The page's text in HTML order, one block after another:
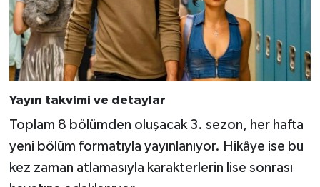
Yayın takvimi ve detaylar
Toplam 8 bölümden oluşacak 3. sezon, her hafta
yeni bölüm formatıyla yayınlanıyor. Hikâye ise bu
kez zaman atlamasıyla karakterlerin lise sonrası